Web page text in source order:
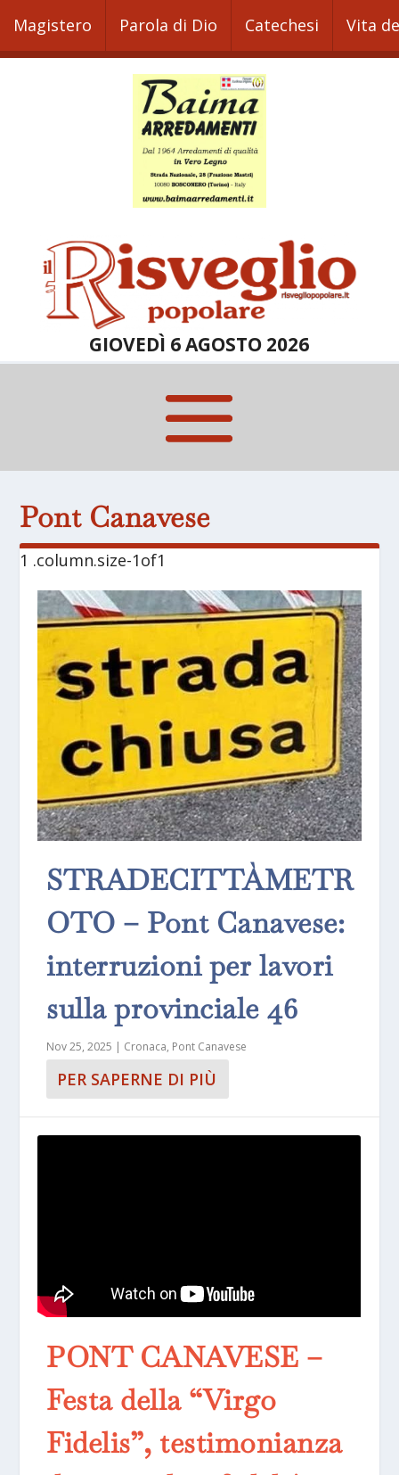
Magistero Parola di Dio Catechesi Vita
GIOVEDÌ 6 AGOSTO 2026
Pont Canavese
STRADECITTÀMETR
OTO – Pont Canavese:
interruzioni per lavori
sulla provinciale 46
Nov 25, 2025 | Cronaca, Pont Canavese
PER SAPERNE DI PIÙ
PONT CANAVESE –
Festa della “Virgo
Fidelis”, testimonianza